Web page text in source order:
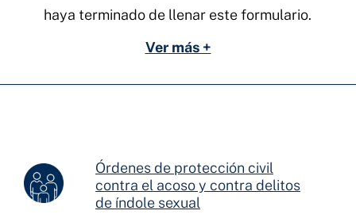
indole-
haya terminado de llenar este formulario.
Ver más +
Órdenes de protección civil
contra el acoso y contra delitos
de índole sexual